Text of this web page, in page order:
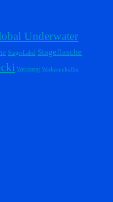
Underwater
Stage-Label Stageflasche
Werkzeug Werkzeugkoffer